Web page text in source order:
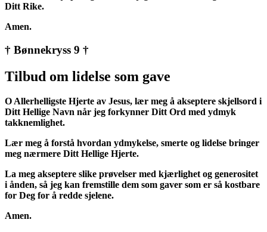
Ditt Rike.
Amen.
† Bønnekryss 9 †
Tilbud om lidelse som gave
O Allerhelligste Hjerte av Jesus, lær meg å akseptere skjellsord i
Ditt Hellige Navn når jeg forkynner Ditt Ord med ydmyk
takknemlighet.
Lær meg å forstå hvordan ydmykelse, smerte og lidelse bringer
meg nærmere Ditt Hellige Hjerte.
La meg akseptere slike prøvelser med kjærlighet og generositet
i ånden, så jeg kan fremstille dem som gaver som er så kostbare
for Deg for å redde sjelene.
Amen.